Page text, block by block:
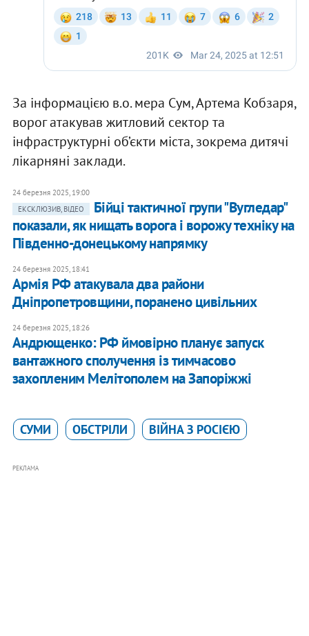
За інформацією в.о. мера Сум, Артема Кобзаря,
ворог атакував житловий сектор та
інфраструктурні об’єкти міста, зокрема дитячі
лікарняні заклади.
24 березня 2025, 19:00
ЕКСКЛЮЗИВ, ВІДЕО
Бійці тактичної групи "Вугледар"
показали, як нищать ворога і ворожу техніку на
Південно-донецькому напрямку
24 березня 2025, 18:41
Армія РФ атакувала два райони
Дніпропетровщини, поранено цивільних
24 березня 2025, 18:26
Андрющенко: РФ ймовірно планує запуск
вантажного сполучення із тимчасово
захопленим Мелітополем на Запоріжжі
СУМИ ОБСТРІЛИ ВІЙНА З РОСІЄЮ
РЕКЛАМА